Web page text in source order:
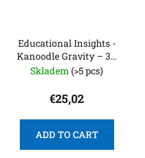
Educational Insights -
Kanoodle Gravity – 3D
logická hlavolamová
Skladem (>5 pcs)
€25,02
ADD TO CART